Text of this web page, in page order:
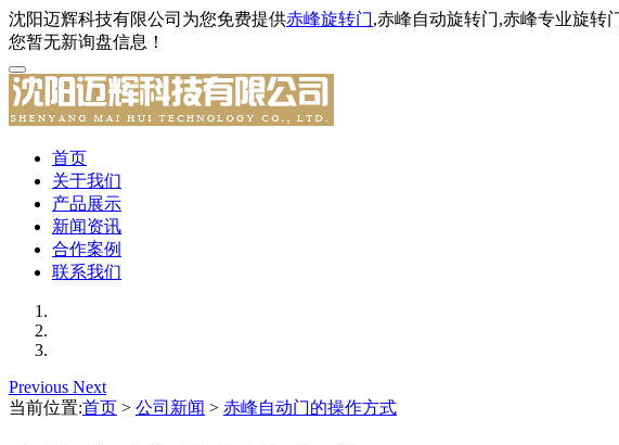
沈阳迈辉科技有限公司为您免费提供赤峰旋转门,赤峰自动旋转门,赤峰专业旋转
您暂无新询盘信息！
首页
关于我们
产品展示
新闻资讯
合作案例
联系我们
Previous Next
当前位置:首页 > 公司新闻 > 赤峰自动门的操作方式